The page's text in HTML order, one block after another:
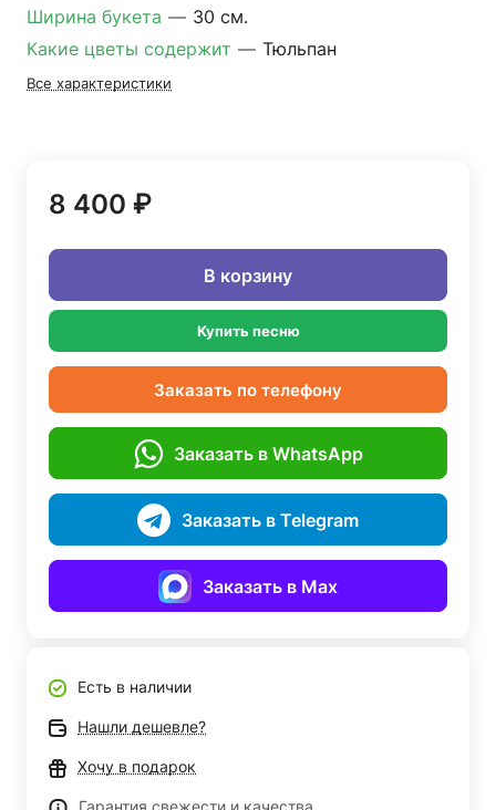
Ширина букета — 30 см.
Какие цветы содержит — Тюльпан
Все характеристики
8 400 ₽
В корзину
Купить песню
Заказать по телефону
Заказать в WhatsApp
Заказать в Telegram
Заказать в Max
Есть в наличии
Нашли дешевле?
Хочу в подарок
Гарантия свежести и качества